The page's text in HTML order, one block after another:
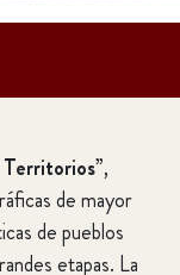
,
de mayor
de pueblos
etapas. La